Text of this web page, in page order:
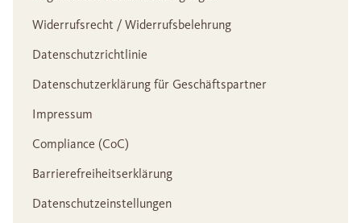
Widerrufsrecht / Widerrufsbelehrung
Datenschutzrichtlinie
Datenschutzerklärung für Geschäftspartner
Impressum
Compliance (CoC)
Barrierefreiheitserklärung
Datenschutzeinstellungen